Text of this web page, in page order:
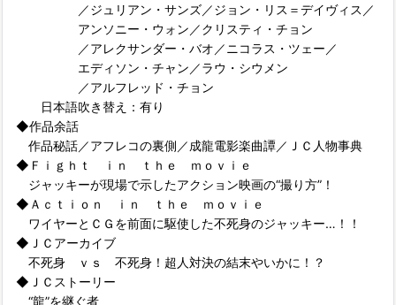
／ジュリアン・サンズ／ジョン・リス＝デイヴィス／
アンソニー・ウォン／クリスティ・チョン
／アレクサンダー・バオ／ニコラス・ツェー／
エディソン・チャン／ラウ・シウメン
／アルフレッド・チョン
日本語吹き替え：有り
◆作品余話
作品秘話／アフレコの裏側／成龍電影楽曲譚／ＪＣ人物事典
◆Ｆｉｇｈｔ ｉｎ ｔｈｅ ｍｏｖｉｅ
ジャッキーが現場で示したアクション映画の“撮り方”！
◆Ａｃｔｉｏｎ ｉｎ ｔｈｅ ｍｏｖｉｅ
ワイヤーとＣＧを前面に駆使した不死身のジャッキー…！！
◆ＪＣアーカイブ
不死身 ｖｓ 不死身！超人対決の結末やいかに！？
◆ＪＣストーリー
“龍”を継ぐ者